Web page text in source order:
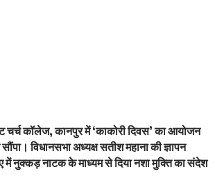
चर्च कॉलेज, कानपुर में ‘काकोरी दिवस’ का आयोजन
विधानसभा अध्यक्ष सतीश महाना की ज्ञापन
नुक्कड़ नाटक के माध्यम से दिया नशा मुक्ति का संदेश